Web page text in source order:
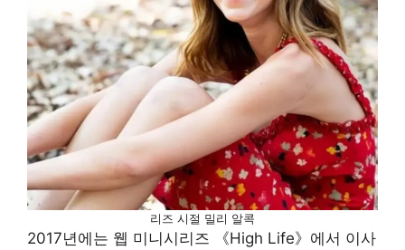
리즈 시절 밀리 알콕
2017년에는 웹 미니시리즈 《High Life》에서 이사